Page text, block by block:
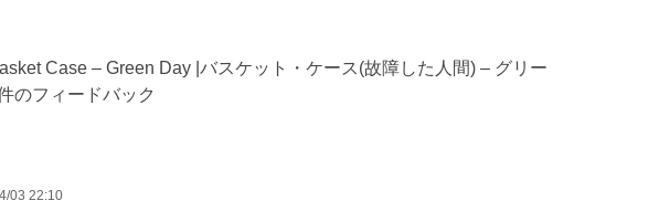
Case – Green Day |バスケット・ケース(故障した人間) – グリー
のフィードバック
03 22:10